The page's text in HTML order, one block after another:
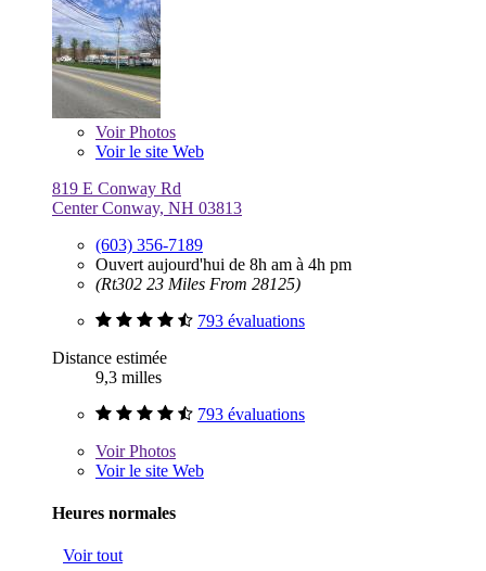
VoirPhotos
Voir le site Web
819 E Conway Rd
Center Conway, NH 03813
(603) 356-7189
Ouvert aujourd'hui de 8h am à 4h pm
(Rt302 23 Miles From 28125)
793 évaluations
Distance estimée
9,3 milles
793 évaluations
VoirPhotos
Voir le site Web
Heures normales
Voir tout